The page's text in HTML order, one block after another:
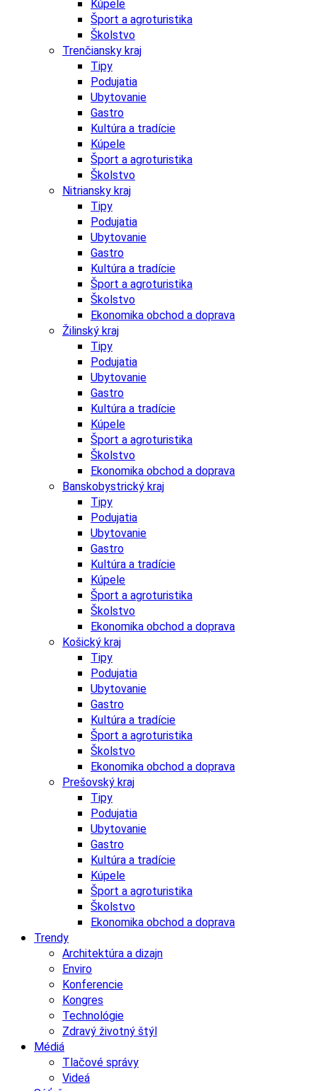
Kúpele
Šport a agroturistika
Školstvo
Trenčiansky kraj
Tipy
Podujatia
Ubytovanie
Gastro
Kultúra a tradície
Kúpele
Šport a agroturistika
Školstvo
Nitriansky kraj
Tipy
Podujatia
Ubytovanie
Gastro
Kultúra a tradície
Šport a agroturistika
Školstvo
Ekonomika obchod a doprava
Žilinský kraj
Tipy
Podujatia
Ubytovanie
Gastro
Kultúra a tradície
Kúpele
Šport a agroturistika
Školstvo
Ekonomika obchod a doprava
Banskobystrický kraj
Tipy
Podujatia
Ubytovanie
Gastro
Kultúra a tradície
Kúpele
Šport a agroturistika
Školstvo
Ekonomika obchod a doprava
Košický kraj
Tipy
Podujatia
Ubytovanie
Gastro
Kultúra a tradície
Šport a agroturistika
Školstvo
Ekonomika obchod a doprava
Prešovský kraj
Tipy
Podujatia
Ubytovanie
Gastro
Kultúra a tradície
Kúpele
Šport a agroturistika
Školstvo
Ekonomika obchod a doprava
Trendy
Architektúra a dizajn
Enviro
Konferencie
Kongres
Technológie
Zdravý životný štýl
Médiá
Tlačové správy
Videá